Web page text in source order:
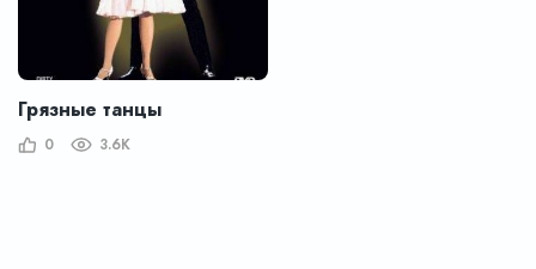
Грязные танцы
0 3.6K